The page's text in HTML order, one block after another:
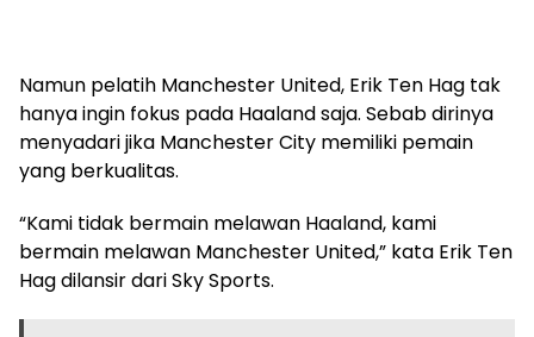
Namun pelatih Manchester United, Erik Ten Hag tak
hanya ingin fokus pada Haaland saja. Sebab dirinya
menyadari jika Manchester City memiliki pemain
yang berkualitas.
“Kami tidak bermain melawan Haaland, kami
bermain melawan Manchester United,” kata Erik Ten
Hag dilansir dari Sky Sports.